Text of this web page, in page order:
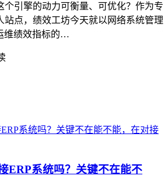
个引擎的动力可衡量、可优化？作为专
站点，绩效工坊今天就以网络系统管理
维绩效指标的…
ERP系统吗？关键不在能不